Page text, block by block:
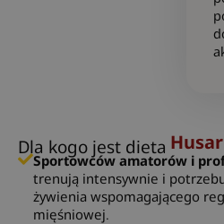
Dla kogo jest dieta
Sportowców amatorów i
trenują intensywnie i
żywienia wspomagającego
mięśniowej.